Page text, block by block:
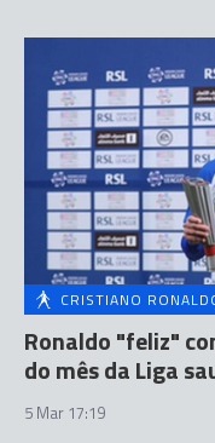
CRISTIANO
Ronaldo "feliz"
do mês da Liga
5 Mar 17:19